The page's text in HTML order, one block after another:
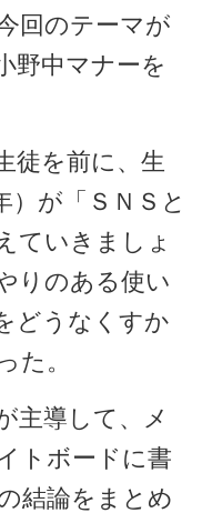
回のテーマが
野中マナーを
徒を前に、生
）が「ＳＮＳと
ていきましょ
りのある使い
どうなくすか
た。
主導して、メ
トボードに書
結論をまとめ